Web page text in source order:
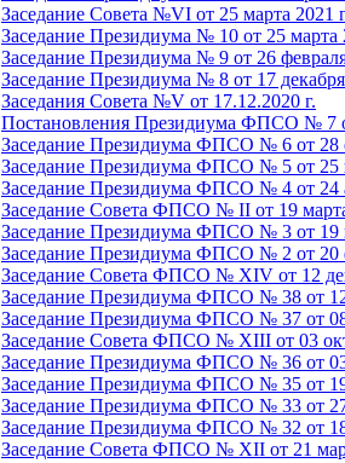
Заседание Совета №VI от 25 марта 2021
Заседание Президиума № 10 от 25 марта
Заседание Президиума № 9 от 26
Заседание Президиума № 8 от 17 декабря
Заседания Совета №V от 17.12.2020 г.
Постановления Президиума ФПСО № 7
Заседание Президиума ФПСО № 6 от 28
Заседание Президиума ФПСО № 5 от 25
Заседание Президиума ФПСО № 4 от 24
Заседание Совета ФПСО № II от 19
Заседание Президиума ФПСО № 3 от 19
Заседание Президиума ФПСО № 2 от 20
Заседание Совета ФПСО № XIV от 12
Заседание Президиума ФПСО № 38 от 12
Заседание Президиума ФПСО № 37 от 08
Заседание Совета ФПСО № XIII от 03
Заседание Президиума ФПСО № 36 от 03
Заседание Президиума ФПСО № 35 от 19
Заседание Президиума ФПСО № 33 от
Заседание Президиума ФПСО № 32 от
Заседание Совета ФПСО № XII от 21